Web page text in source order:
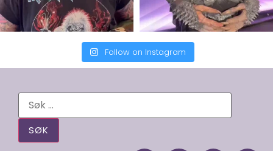
Follow on Instagram